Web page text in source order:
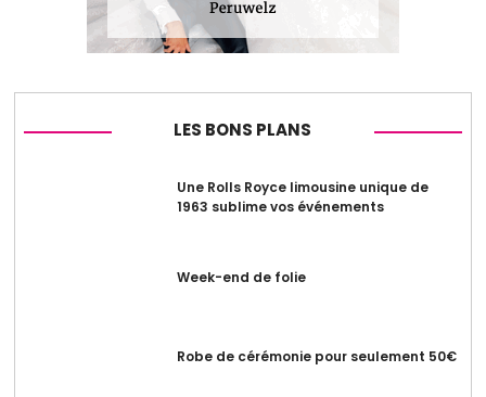
LES BONS PLANS
Une Rolls Royce limousine unique de
1963 sublime vos événements
Week-end de folie
Robe de cérémonie pour seulement 50€